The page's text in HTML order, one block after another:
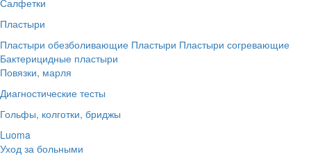
Пластыри
Пластыри обезболивающие Пластыри Пластыри согревающие
Бактерицидные пластыри
Повязки, марля
Диагностические тесты
Гольфы, колготки, бриджы
Luoma
Уход за больными